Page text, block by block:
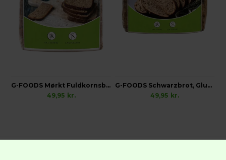
G-FOODS Mørkt Fuldkornsbrød, Glutenfri
49,95 kr.
G-FOODS Schwarzbrot, Glutenfri
49,95 kr.